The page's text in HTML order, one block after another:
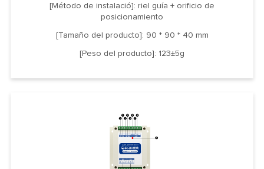
[Método de instalació]: riel guía + orificio de
posicionamiento
[Tamaño del producto]: 90 * 90 * 40 mm
[Peso del producto]: 123±5g